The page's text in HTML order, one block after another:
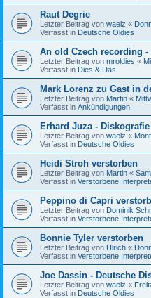
Raut Degrie
Letzter Beitrag von waelz «
Verfasst in Deutsche Oldies
An old Czech recording
Letzter Beitrag von mroldies «
Verfasst in Dies & Das
Mark Lorenz zu Gast in
Letzter Beitrag von Martin «
Verfasst in Ankündigungen
Erhard Juza - Diskografie
Letzter Beitrag von waelz «
Verfasst in Deutsche Oldies
Heidi Stroh verstorben
Letzter Beitrag von Martin «
Verfasst in Verstorbene
Peppino di Capri
Letzter Beitrag von Dominik
Verfasst in Verstorbene
Bonnie Tyler verstorben
Letzter Beitrag von Ulrich «
Verfasst in Verstorbene
Joe Dassin - Deutsche
Letzter Beitrag von waelz «
Verfasst in Deutsche Oldies